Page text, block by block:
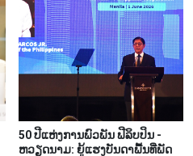
50 ປີ​ແຫ່ງການ​ພົວ​ພັນ ​ຟີ​ລິບ​ປິນ -
ຫວຽດ​ນາມ: ຍູ້​ແຮງ​ບັນ​ດາພື້ນ​ທີ່​ພັດ​